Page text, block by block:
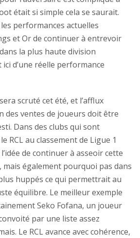
était si simple cela se saurait.
performances actuelles
et Or de continuer à entrevoir
la plus haute division
ici d’une réelle performance
scruté cet été, et l’afflux
des ventes de joueurs doit être
Dans des clubs qui sont
RCL au classement de Ligue 1
de continuer à asseoir cette
également pourquoi pas dans
huppés ce qui permettrait au
équilibre. Le meilleur exemple
Seko Fofana, un joueur
par une liste assez
Le RCL avance avec cohérence,